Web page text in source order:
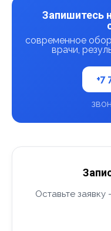
Запишитесь
современное
врачи,
+7
Оставьте